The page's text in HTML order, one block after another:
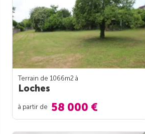
Terrain de 1066m2 à
Loches
à partir de 58 000 €